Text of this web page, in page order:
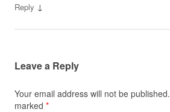
Reply ↓
Leave a Reply
Your email address will not be published.
marked *